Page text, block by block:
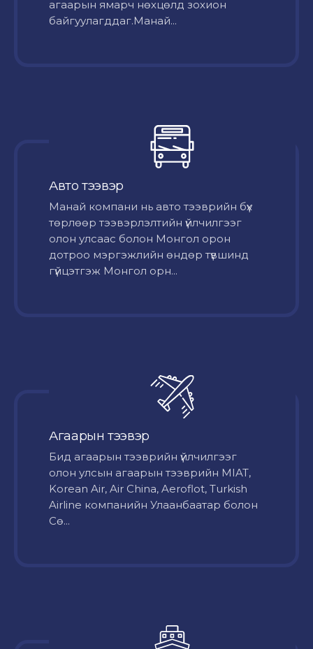
агаарын ямарч нөхцөлд зохион
байгуулагддаг.Манай...
Авто тээвэр
Mанай компани нь авто тээврийн бүх
төрлөөр тээвэрлэлтийн үйлчилгээг
олон улсаас болон Монгол орон
дотроо мэргэжлийн өндөр түвшинд
гүйцэтгэж Монгол орн...
Агаарын тээвэр
Бид агаарын тээврийн үйлчилгээг
олон улсын агаарын тээврийн MIAT,
Korean Air, Air China, Aeroflot, Turkish
Airline компанийн Улаанбаатар болон
Сө...